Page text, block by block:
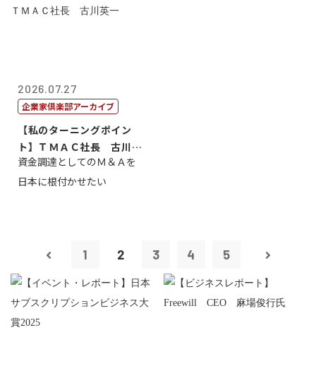
2026.07.27
企業家倶楽部アーカイブ
【私のターニングポイン
ト】ＴＭＡＣ社長 古川英
一
資金調達としてのＭ＆Ａを
日本に根付かせたい
1 2 3 4 5